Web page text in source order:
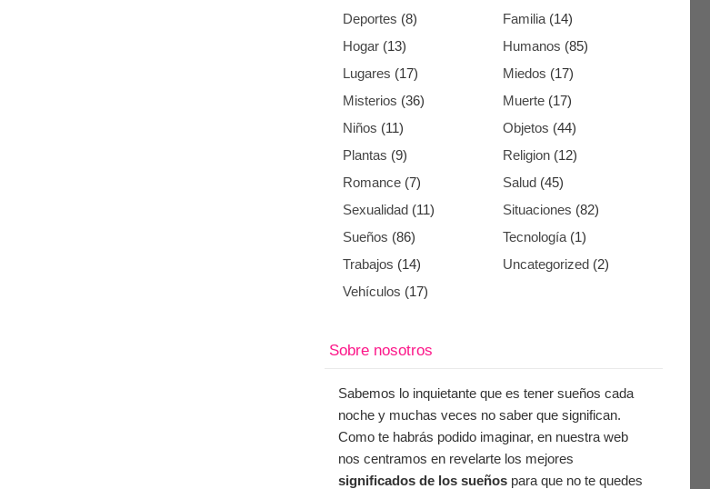
Deportes (8) Familia (14)
Hogar (13) Humanos (85)
Lugares (17) Miedos (17)
Misterios (36) Muerte (17)
Niños (11) Objetos (44)
Plantas (9) Religion (12)
Romance (7) Salud (45)
Sexualidad (11) Situaciones (82)
Sueños (86) Tecnología (1)
Trabajos (14) Uncategorized (2)
Vehículos (17)
Sobre nosotros
Sabemos lo inquietante que es tener sueños cada
noche y muchas veces no saber que significan.
Como te habrás podido imaginar, en nuestra web
nos centramos en revelarte los mejores
significados de los sueños para que no te quedes